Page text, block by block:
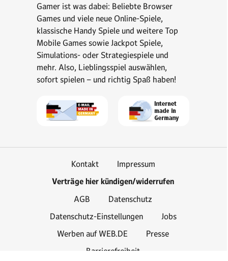
Gamer ist was dabei: Beliebte Browser
Games und viele neue Online-Spiele,
klassische Handy Spiele und weitere Top
Mobile Games sowie Jackpot Spiele,
Simulations- oder Strategiespiele und
mehr. Also, Lieblingsspiel auswählen,
sofort spielen – und richtig Spaß haben!
Kontakt Impressum
Verträge hier kündigen/widerrufen
AGB
Datenschutz
Datenschutz-Einstellungen
Jobs
Werben auf WEB.DE
Presse
Barrierefreiheit